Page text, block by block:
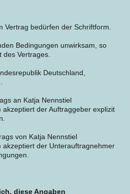
Vertrag bedürfen der Schriftform.
Bedingungen unwirksam, so
Vertrages.
Deutschland,
an Katja Nennstiel
der Auftraggeber explizit
von Katja Nennstiel
der Unterauftragnehmer
diese Angaben